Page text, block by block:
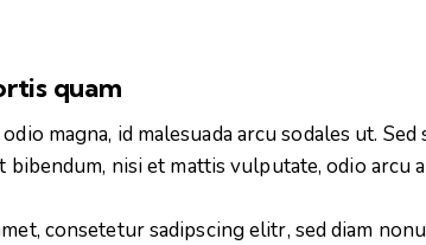
quam
magna, id malesuada arcu sodales ut.
nisi et mattis vulputate, odio arcu
consetetur sadipscing elitr, sed diam